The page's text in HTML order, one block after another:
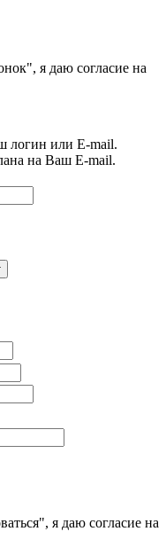
я даю согласие на
логин или Е-mail.
на Ваш E-mail.
я даю согласие на